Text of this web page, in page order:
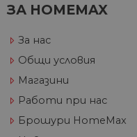
ЗА HOMEMAX
За нас
Общи условия
Магазини
Работи при нас
Брошури HomeMax